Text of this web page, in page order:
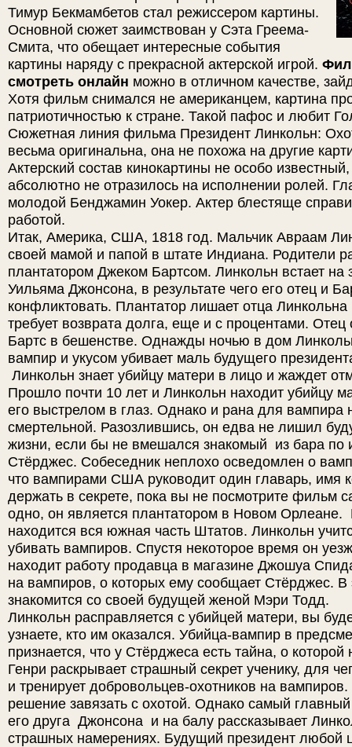
Тимур Бекмамбетов стал режиссером картины.
Основной сюжет заимствован у Сэта Греема-
Смита, что обещает интересные события
картины наряду с прекрасной актерской игрой.
смотреть онлайн можно в отличном качестве,
Хотя фильм снимался не американцем, картина
патриотичностью к стране. Такой пафос и любит
Сюжетная линия фильма Президент Линкольн:
весьма оригинальна, она не похожа на другие
Актерский состав кинокартины не особо
абсолютно не отразилось на исполнении ролей.
молодой Бенджамин Уокер. Актер блестяще
работой.
Итак, Америка, США, 1818 год. Мальчик Авраам
своей мамой и папой в штате Индиана. Родители
плантатором Джеком Бартсом. Линкольн встает на
Уильяма Джонсона, в результате чего его отец и
конфликтовать. Плантатор лишает отца
требует возврата долга, еще и с процентами. Отец
Бартс в бешенстве. Однажды ночью в дом
вампир и укусом убивает маль будущего
Линкольн знает убийцу матери в лицо и жаждет
Прошло почти 10 лет и Линкольн находит убийцу
его выстрелом в глаз. Однако и рана для вампира
смертельной. Разозлившись, он едва не лишил
жизни, если бы не вмешался знакомый из бара по
Стёрджес. Собеседник неплохо осведомлен о
что вампирами США руководит один главарь, имя
держать в секрете, пока вы не посмотрите фильм
одно, он является плантатором в Новом Орлеане.
находится вся южная часть Штатов. Линкольн
убивать вампиров. Спустя некоторое время он
находит работу продавца в магазине Джошуа
на вампиров, о которых ему сообщает Стёрджес. В
знакомится со своей будущей женой Мэри Тодд.
Линкольн расправляется с убийцей матери, вы
узнаете, кто им оказался. Убийца-вампир в
признается, что у Стёрджеса есть тайна, о
Генри раскрывает страшный секрет ученику, для
и тренирует добровольцев-охотников на
решение завязать с охотой. Однако самый
его друга Джонсона и на балу рассказывает
страшных намерениях. Будущий президент любой